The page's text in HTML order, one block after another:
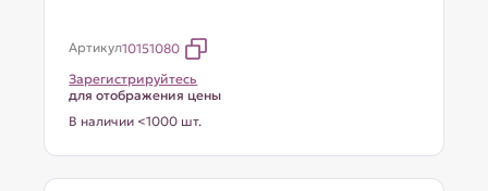
Артикул10151080
Зарегистрируйтесь
для отображения цены
В наличии <1000 шт.